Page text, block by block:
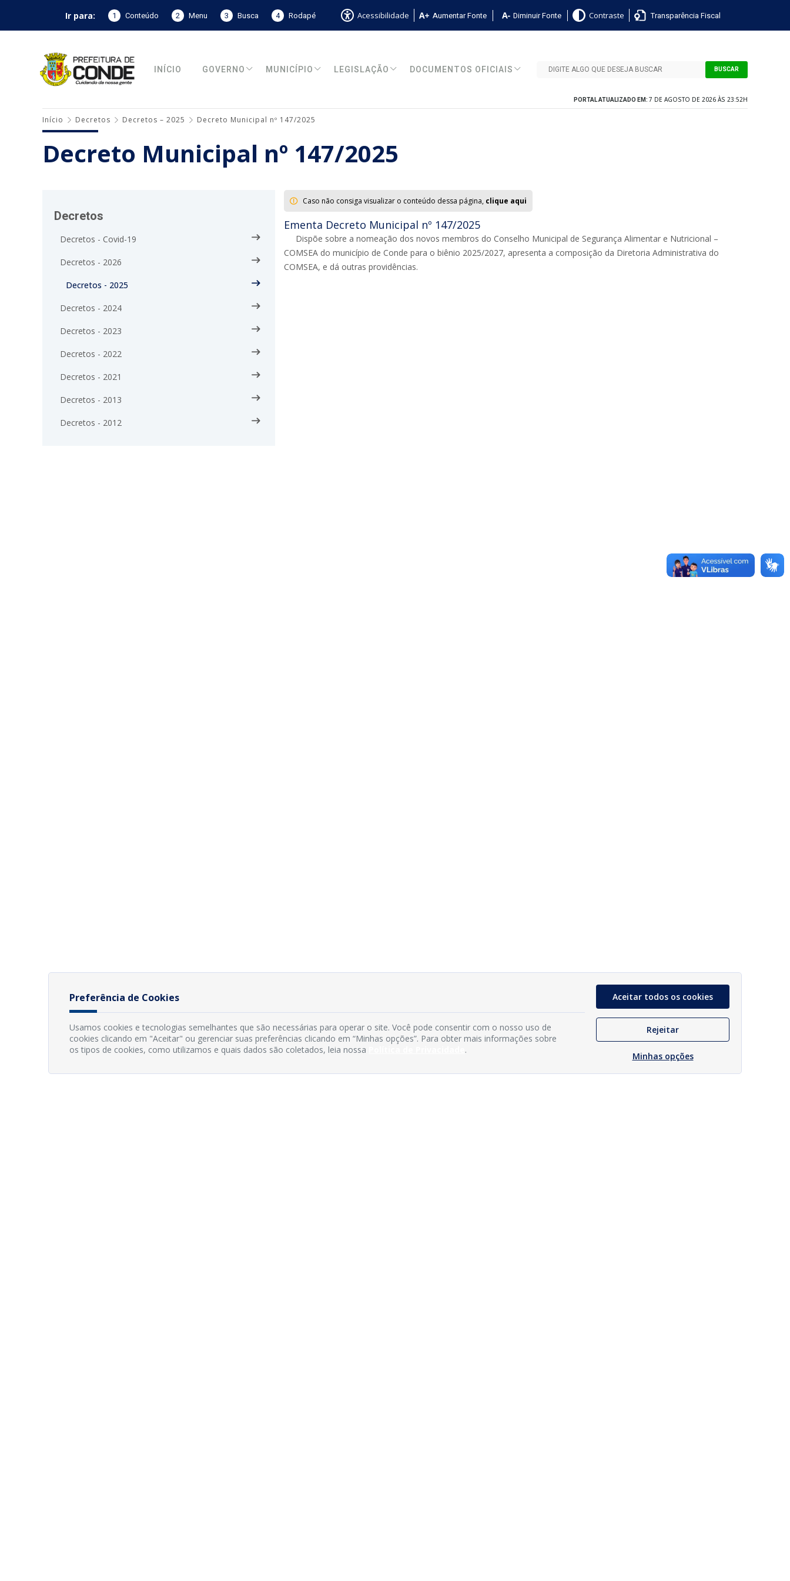
Ir para: 1 Conteúdo 2 Menu 3 Busca 4 Rodapé Acessibilidade Aumentar Fonte Diminuir Fonte Contraste Transparência Fiscal
INÍCIO GOVERNO MUNICÍPIO LEGISLAÇÃO DOCUMENTOS OFICIAIS BUSCAR
PORTAL ATUALIZADO EM: 7 DE AGOSTO DE 2026 ÀS 23:52H
Início Decretos Decretos – 2025 Decreto Municipal nº 147/2025
Decreto Municipal nº 147/2025
Decretos
Decretos - Covid-19
Decretos - 2026
Decretos - 2025
Decretos - 2024
Decretos - 2023
Decretos - 2022
Decretos - 2021
Decretos - 2013
Decretos - 2012
Caso não consiga visualizar o conteúdo dessa página, clique aqui
Ementa Decreto Municipal nº 147/2025
Dispõe sobre a nomeação dos novos membros do Conselho Municipal de Segurança Alimentar e Nutricional –
COMSEA do município de Conde para o biênio 2025/2027, apresenta a composição da Diretoria Administrativa do
COMSEA, e dá outras providências.
Preferência de Cookies
Usamos cookies e tecnologias semelhantes que são necessárias para operar o site. Você pode consentir com o nosso uso de
cookies clicando em "Aceitar" ou gerenciar suas preferências clicando em “Minhas opções”. Para obter mais informações sobre
os tipos de cookies, como utilizamos e quais dados são coletados, leia nossa
.
Aceitar todos os cookies
Rejeitar
Minhas opções